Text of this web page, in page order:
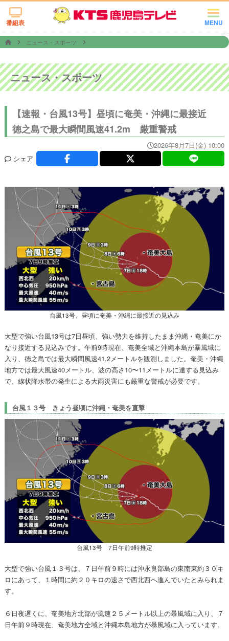
MENU
番組表
ニュース・スポーツ
ニュース・スポーツ
【速報・台風13号】昼頃に奄美・沖縄に最接近
徳之島で最大瞬間風速41.2m 厳重警戒
2026年8月7日(金) 10:00
シェア
台風13号、昼頃に奄美・沖縄に最接近の見込み
大型で強い台風13号は7日昼頃、強い勢力を維持したまま沖縄・奄美にか
なり接近する見込みです。午前9時現在、奄美全域と沖縄本島が暴風域に
入り、徳之島では最大瞬間風速41.2メートルを観測しました。奄美・沖縄
地方では最大風速40メートル、波の高さ10〜11メートルに達する見込み
で、線状降水帯の発生による大雨災害にも厳重な警戒が必要です。
台風１３号 きょう昼頃に沖縄・奄美を直撃
台風13号 7日午前9時推定
大型で強い台風１３号は、７日午前９時には沖永良部島の東南東約３０キ
ロにあって、１時間に約２０キロの速さで西北西へ進んでいたとみられま
す。
６日夜遅くに、奄美地方北部が風速２５メートル以上の暴風域に入り、７
日午前９時現在、奄美地方全域と沖縄本島地方が暴風域に入っています。